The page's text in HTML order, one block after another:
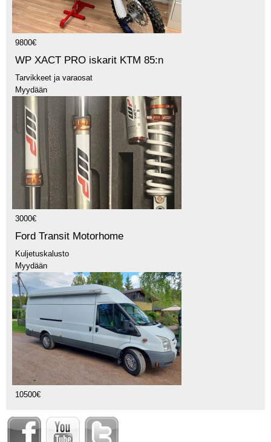
9800€
WP XACT PRO iskarit KTM 85:n
Tarvikkeet ja varaosat
Myydään
3000€
Ford Transit Motorhome
Kuljetuskalusto
Myydään
10500€